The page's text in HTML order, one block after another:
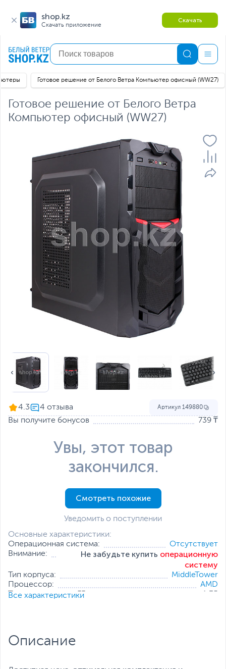
shop.kz
Скачать приложение
Скачать
Готовое решение от Белого Ветра Компьютер офисный (WW27)
Готовое решение от Белого Ветра
Компьютер офисный (WW27)
Основные характеристики:
Операционная система:
Отсутствует
Внимание:
Не забудьте купить операционную
систему
Тип корпуса:
MiddleTower
Процессор:
AMD
Тактовая частота, ГГц:
Дополнительные
Все характеристики
4.3 Артикул 149880
Вы получите бонусов 739 ₸
Увы, этот товар
закончился.
Смотреть похожие
Уведомить о поступлении
Описание